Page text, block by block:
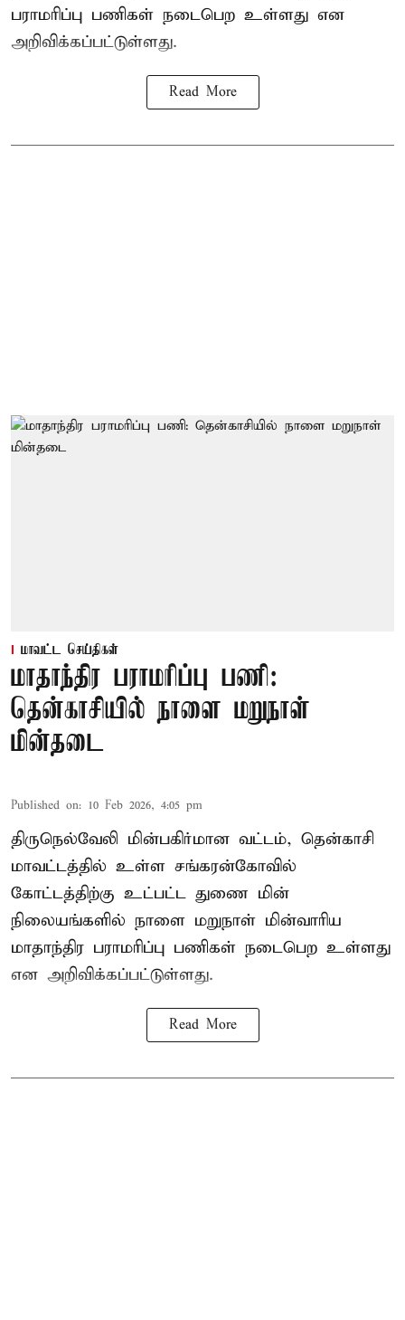
பராமரிப்பு பணிகள் நடைபெற உள்ளது என
அறிவிக்கப்பட்டுள்ளது.
Read More
மாவட்ட செய்திகள்
மாதாந்திர பராமரிப்பு பணி:
தென்காசியில் நாளை மறுநாள்
மின்தடை
Published on: 10 Feb 2026, 4:05 pm
திருநெல்வேலி மின்பகிர்மான வட்டம், தென்காசி
மாவட்டத்தில் உள்ள சங்கரன்கோவில்
கோட்டத்திற்கு உட்பட்ட துணை மின்
நிலையங்களில் நாளை மறுநாள் மின்வாரிய
மாதாந்திர பராமரிப்பு பணிகள் நடைபெற உள்ளது
என அறிவிக்கப்பட்டுள்ளது.
Read More